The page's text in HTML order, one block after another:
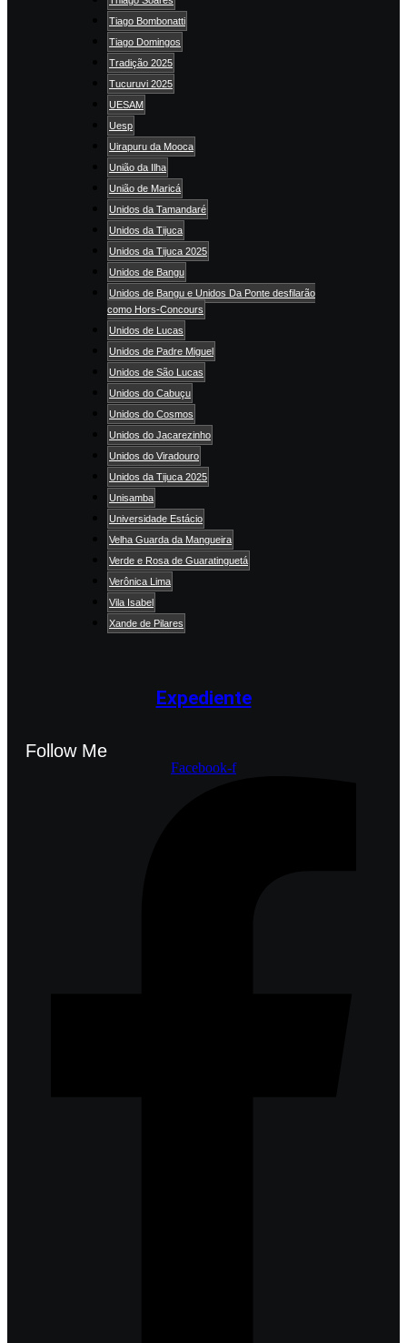
Tiago Bombonatti
Tiago Domingos
Tradição 2025
Tucuruvi 2025
UESAM
Uesp
Uirapuru da Mooca
União da Ilha
União de Maricá
Unidos da Tamandaré
Unidos da Tijuca
Unidos da Tijuca 2025
Unidos de Bangu
Unidos de Bangu e Unidos Da Ponte desfilarão
como Hors-Concours
Unidos de Lucas
Unidos de Padre Miguel
Unidos de São Lucas
Unidos do Cabuçu
Unidos do Cosmos
Unidos do Jacarezinho
Unidos do Viradouro
Unidos da Tijuca 2025
Unisamba
Universidade Estácio
Velha Guarda da Mangueira
Verde e Rosa de Guaratinguetá
Verônica Lima
Vila Isabel
Xande de Pilares
Expediente
Follow Me
Facebook-f